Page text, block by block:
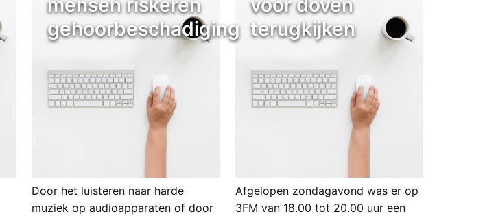
mensen riskeren
gehoorbeschadiging
Door het luisteren naar harde
muziek op audioapparaten of door
voor doven
terugkijken
Afgelopen zondagavond was er op
3FM van 18.00 tot 20.00 uur een